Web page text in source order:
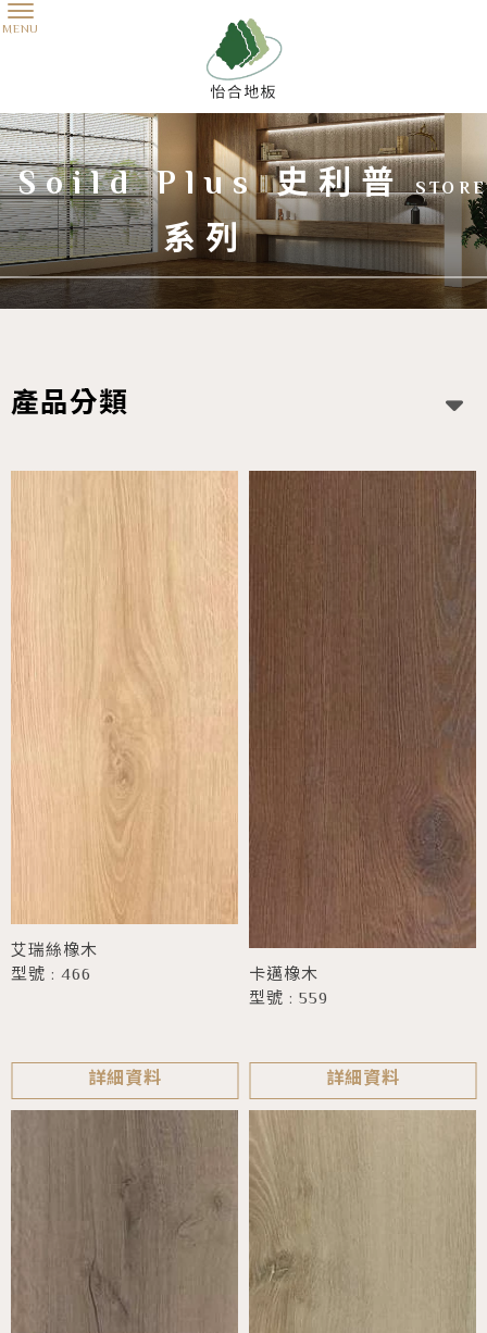
Soild Plus 史利普
系列
產品分類
艾瑞絲橡木
型號 : 466
詳細資料
卡邁橡木
型號 : 559
詳細資料